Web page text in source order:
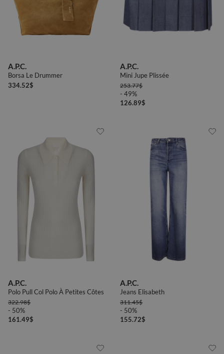
A.P.C.
Borsa Le Drummer
334.52$
A.P.C.
Mini Jupe Plissée
253.77$
- 49%
126.89$
A.P.C.
Polo Pull Col Polo À Petites Côtes
322.98$
- 50%
161.49$
A.P.C.
Jeans Elisabeth
311.45$
- 50%
155.72$